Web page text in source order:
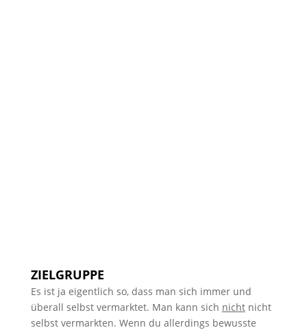
ZIELGRUPPE
Es ist ja eigentlich so, dass man sich immer und
überall selbst vermarktet. Man kann sich nichtnicht
selbst vermarkten. Wenn du allerdings bewusste